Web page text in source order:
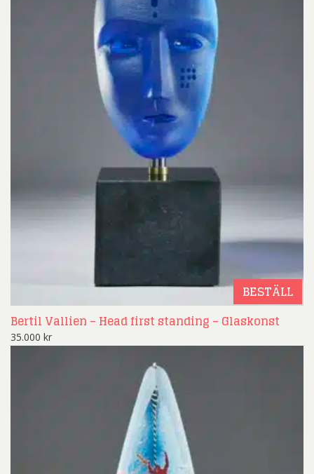
BESTÄLL
Bertil Vallien – Head first standing – Glaskonst
35.000 kr